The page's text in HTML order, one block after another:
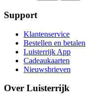
Support
Klantenservice
Bestellen en betalen
Luisterrijk App
Cadeaukaarten
Nieuwsbrieven
Over Luisterrijk